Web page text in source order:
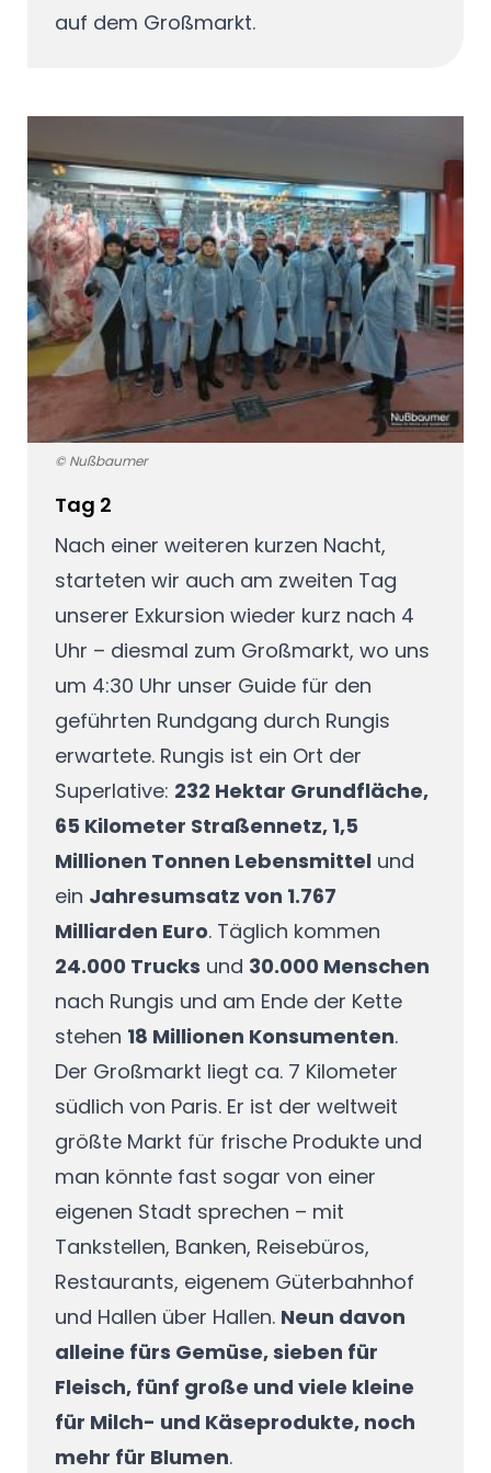
auf dem Großmarkt.
© Nußbaumer
Tag 2
Nach einer weiteren kurzen Nacht,
starteten wir auch am zweiten Tag
unserer Exkursion wieder kurz nach 4
Uhr – diesmal zum Großmarkt, wo uns
um 4:30 Uhr unser Guide für den
geführten Rundgang durch Rungis
erwartete. Rungis ist ein Ort der
Superlative: 232 Hektar Grundfläche,
65 Kilometer Straßennetz, 1,5
Millionen Tonnen Lebensmittelund
ein Jahresumsatz von 1.767
Milliarden Euro. Täglich kommen
24.000 Trucks und 30.000 Menschen
nach Rungis und am Ende der Kette
stehen 18 Millionen Konsumenten.
Der Großmarkt liegt ca. 7 Kilometer
südlich von Paris. Er ist der weltweit
größte Markt für frische Produkte und
man könnte fast sogar von einer
eigenen Stadt sprechen – mit
Tankstellen, Banken, Reisebüros,
Restaurants, eigenem Güterbahnhof
und Hallen über Hallen. Neun davon
alleine fürs Gemüse, sieben für
Fleisch, fünf große und viele kleine
für Milch- und Käseprodukte, noch
mehr für Blumen.